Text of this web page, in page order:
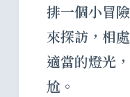
排一個小冒
來探訪，相
適當的燈光
尬。